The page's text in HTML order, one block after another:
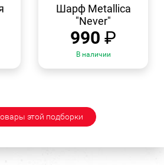
ПРОСМОТР
Шарф Metallica
"Never"
990 ₽
В наличии
этой подборки